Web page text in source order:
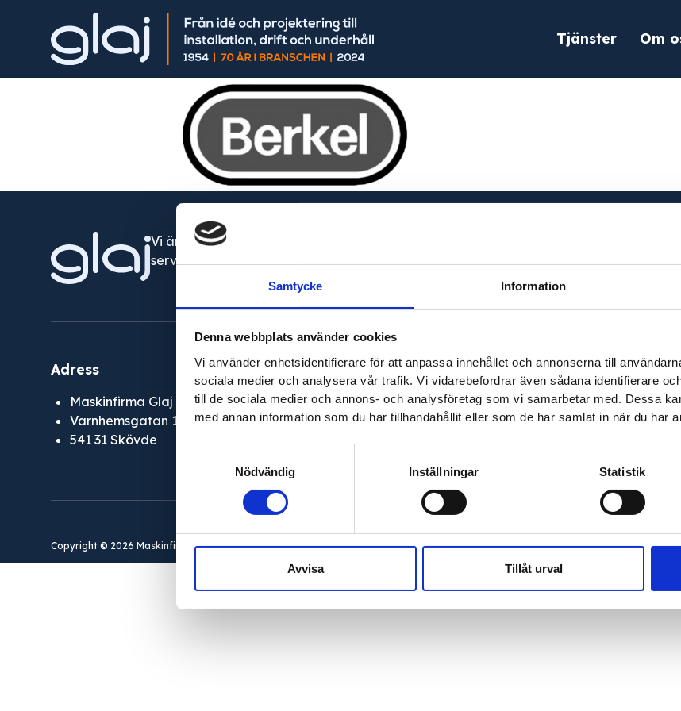
Samtycke Information
Denna webbplats använder cookies
Vi använder enhetsidentifierare för att anpassa innehållet och annonserna till
sociala medier och analysera vår trafik. Vi vidarebefordrar även sådana identifierare
till de sociala medier och annons- och analysföretag som vi samarbetar med. Dessa
med annan information som du har tillhandahållit eller som de har samlat in när du har
Nödvändig
Inställningar Statistik
Avvisa Tillåt urval
Tjänster Om
Vi är din fullservicepartner som levererar produkter till hela Sverige och utför
servicetjänster runt om i Västsverige.
Adress
Maskinfirma Glaj AB
Varnhemsgatan 18F
541 31 Skövde
E-post
info@glaj.se
Telefon
Telefontid
Helgfria vardagar
Copyright © 2026 Maskinfirma Glaj AB